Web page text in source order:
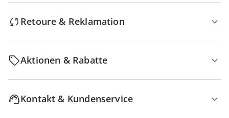
Retoure & Reklamation
Aktionen & Rabatte
Kontakt & Kundenservice